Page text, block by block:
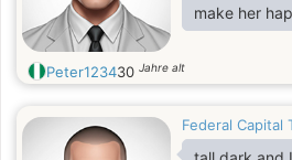
make her
Peter123430 Jahre alt
Federal Capital